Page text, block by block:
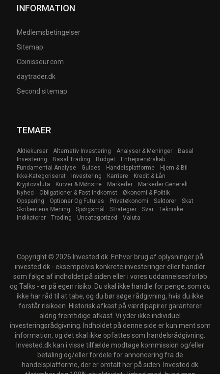
INFORMATION
Medlemsbetingelser
Sitemap
Coinisseur.com
daytrader.dk
Second sitemap
TEMAER
Aktiekurser Alternativ Investering Analyser & Meninger
Basal
Investering
Basal Trading Budget
Entreprenørskab
Fundamental Analyse
Guides Handelsplatforme
Hjem & Bil
Ikke-Kategoriseret
Investering Karriere
Kredit & Lån
Kryptovaluta
Kurver & Mønstre Markeder
Markeder Generelt
Nyhed
Obligationer & Fast Indkomst
Økonomi & Politik
Opsparing
Optioner Og Futures Privatøkonomi Sektorer
Skat
Skribentens Mening
Spørgsmål Strategier Svar
Tekniske
Indikatorer
Trading Uncategorized Valuta
Copyright © 2026 Invested.dk. Enhver brug af oplysninger på
invested.dk - eksempelvis konkrete investeringer eller handler
som følge af indholdet på siden eller i vores uddannelsesforløb
og Talks - er på egen risiko. Du skal ikke handle for penge, som du
ikke har råd til at tabe, og du bør søge rådgivning, hvis du ikke
forstår risikoen. Historisk afkast på værdipapirer garanterer
aldrig fremtidige afkast. Vi yder ikke individuel
investeringsrådgivning. Indholdet på denne side er kun ment som
information, og det skal ikke opfattes som handelsrådgivning.
Invested.dk kan i visse tilfælde modtage kommission og/eller
betaling og/eller fordele for annoncering fra de
handelsplatforme, der er omtalt her på siden. Invested.dk